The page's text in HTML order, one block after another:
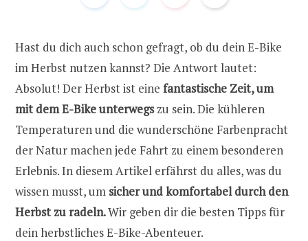
Hast du dich auch schon gefragt, ob du dein E-Bike
im Herbst nutzen kannst? Die Antwort lautet:
Absolut! Der Herbst ist eine fantastische Zeit, um
mit dem E-Bike unterwegszu sein. Die kühleren
Temperaturen und die wunderschöne Farbenpracht
der Natur machen jede Fahrt zu einem besonderen
Erlebnis. In diesem Artikel erfährst du alles, was du
wissen musst, um sicher und komfortabel durch den
Herbst zu radeln.Wir geben dir die besten Tipps für
dein herbstliches E-Bike-Abenteuer.